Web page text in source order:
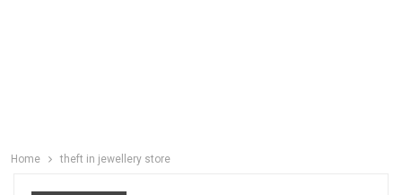
Home theft in jewellery store